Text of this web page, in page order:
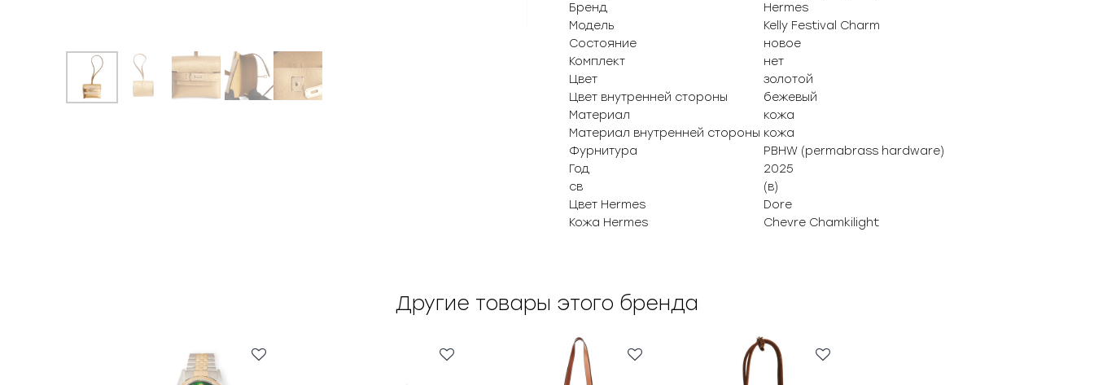
Бренд
Hermes
Модель
Kelly Festival Charm
Состояние
новое
Комплект
нет
Цвет
золотой
Цвет внутренней стороны
бежевый
Материал
кожа
Материал внутренней стороны кожа
Фурнитура
PBHW (permabrass hardware)
Год
2025
св
(в)
Цвет Hermes
Dore
Кожа Hermes
Chevre Chamkilight
Другие товары этого бренда